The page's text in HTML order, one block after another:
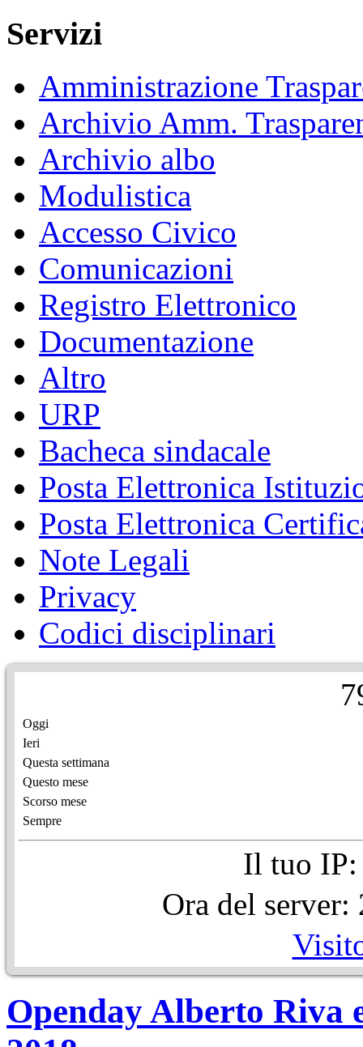
Servizi
Amministrazione
Archivio Amm.
Archivio albo
Modulistica
Accesso Civico
Comunicazioni
Registro Elettronico
Documentazione
Altro
URP
Bacheca sindacale
Posta Elettronica
Posta Elettronica
Note Legali
Privacy
Codici disciplinari
7
Oggi
Ieri
Questa settimana
Questo mese
Scorso mese
Sempre
Il tuo IP:
Ora del
Openday Alberto Riva